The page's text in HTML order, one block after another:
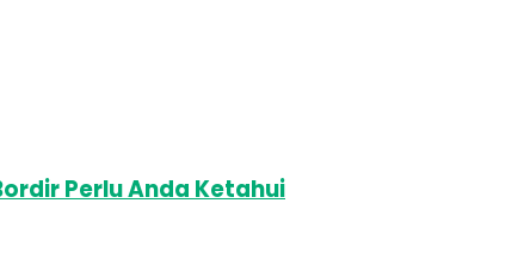
Perlu Anda Ketahui